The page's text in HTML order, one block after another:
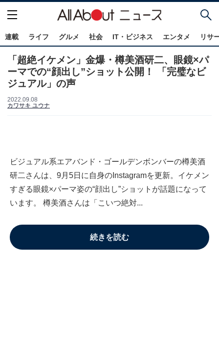
連載 ライフ グルメ 社会 IT・ビジネス エンタメ リサ
「超絶イケメン」金爆・樽美酒研二、眼鏡×パ
ーマでの“顔出し”ショット公開！ 「完璧なビ
ジュアル」の声
2022.09.08
カワサキ ユウナ
ビジュアル系エアバンド・ゴールデンボンバーの樽美酒
研二さんは、9月5日に自身のInstagramを更新。イケメン
すぎる眼鏡×パーマ姿の“顔出し”ショットが話題になって
います。 樽美酒さんは「こいつ絶対...
続きを読む